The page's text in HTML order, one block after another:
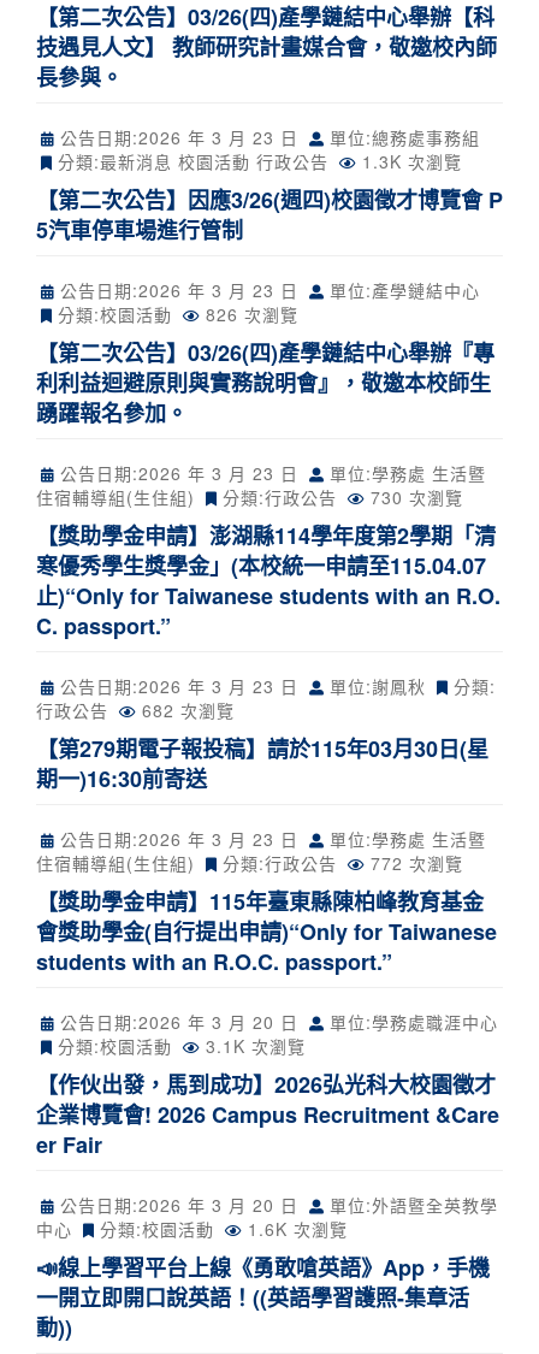
【第二次公告】03/26(四)產學鏈結中心舉辦【科
技遇見人文】 教師研究計畫媒合會，敬邀校內師
長參與。
公告日期:2026 年 3 月 23 日
單位:總務處事務組
分類:最新消息 校園活動 行政公告 1.3K 次瀏覽
【第二次公告】因應3/26(週四)校園徵才博覽會 P
5汽車停車場進行管制
公告日期:2026 年 3 月 23 日
單位:產學鏈結中心
分類:校園活動 826 次瀏覽
【第二次公告】03/26(四)產學鏈結中心舉辦『專
利利益迴避原則與實務說明會』，敬邀本校師生
踴躍報名參加。
公告日期:2026 年 3 月 23 日
單位:學務處 生活暨
住宿輔導組(生住組)
分類:行政公告 730 次瀏覽
【獎助學金申請】澎湖縣114學年度第2學期「清
寒優秀學生獎學金」(本校統一申請至115.04.07
止)“Only for Taiwanese students with an R.O.
C. passport.”
公告日期:2026 年 3 月 23 日 單位:謝鳳秋
分類:
行政公告
682 次瀏覽
【第279期電子報投稿】請於115年03月30日(星
期一)16:30前寄送
公告日期:2026 年 3 月 23 日
單位:學務處 生活暨
住宿輔導組(生住組)
分類:行政公告 772 次瀏覽
【獎助學金申請】115年臺東縣陳柏峰教育基金
會獎助學金(自行提出申請)“Only for Taiwanese
students with an R.O.C. passport.”
公告日期:2026 年 3 月 20 日
單位:學務處職涯中心
分類:校園活動 3.1K 次瀏覽
【作伙出發，馬到成功】2026弘光科大校園徵才
企業博覽會! 2026 Campus Recruitment &Care
er Fair
公告日期:2026 年 3 月 20 日
單位:外語暨全英教學
中心
分類:校園活動 1.6K 次瀏覽
📣線上學習平台上線《勇敢嗆英語》App，手機
一開立即開口說英語！((英語學習護照-集章活
動))